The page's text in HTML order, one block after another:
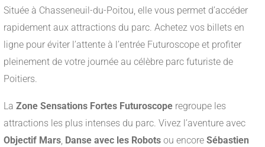
Située à Chasseneuil-du-Poitou, elle vous permet d’accéder
rapidement aux attractions du parc. Achetez vos billets en
ligne pour éviter l’attente à l’entrée Futuroscope et profiter
pleinement de votre journée au célèbre parc futuriste de
Poitiers.
La Zone Sensations Fortes Futuroscope regroupe les
attractions les plus intenses du parc. Vivez l’aventure avec
Objectif Mars, Danse avec les Robots ou encore Sébastien